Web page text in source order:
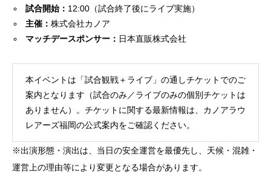
試合開始： 12:00（試合終了後にライブ実施）
主催：株式会社カノア
マッチデースポンサー： 日本直販株式会社
本イベントは「試合観戦＋ライブ」の通しチケットでのご
案内となります（試合のみ／ライブのみの個別チケットは
ありません）。チケットに関する最新情報は、カノアラウ
レアーズ福岡の公式案内をご確認ください。
※出演形態・演出は、当日の安全運営を最優先し、天候・混雑・
運営上の理由等により変更となる場合があります。